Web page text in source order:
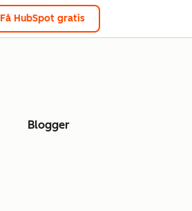
Få HubSpot gratis
Blogger